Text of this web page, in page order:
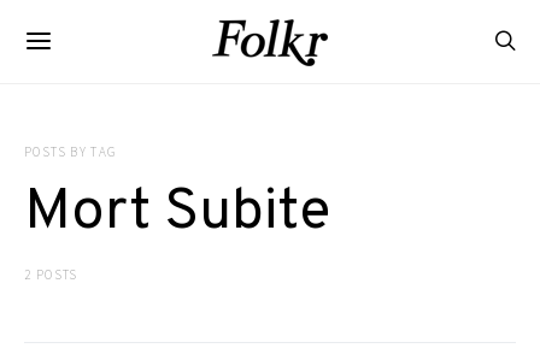
POSTS BY TAG
Mort Subite
2 POSTS